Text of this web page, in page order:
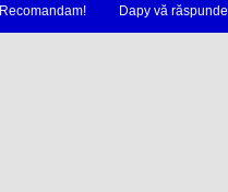
Recomandam! Dapy vă răspunde